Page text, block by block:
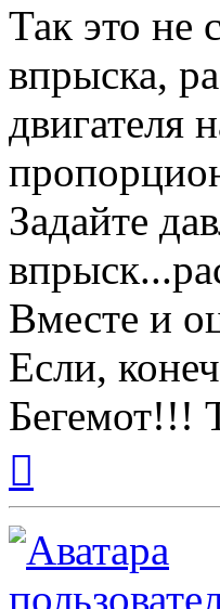
Так это не
впрыска,
двигателя
Задайте
Вместе и
Если,
Бегемот!!!
началу